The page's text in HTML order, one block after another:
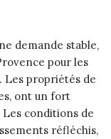
demande stable,
pour les
Les propriétés de
ont un fort
conditions de
réfléchis,